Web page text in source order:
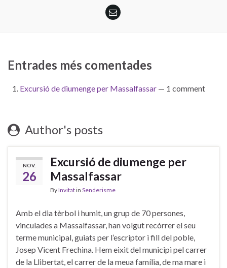
Entrades més comentades
Excursió de diumenge per Massalfassar — 1 comment
Author's posts
NOV.
26
Excursió de diumenge per
Massalfassar
ByInvitatin Senderisme
Amb el dia tèrbol i humit, un grup de 70 persones,
vinculades a Massalfassar, han volgut recórrer el seu
terme municipal, guiats per l’escriptor i fill del poble,
Josep Vicent Frechina. Hem eixit del municipi pel carrer
de la Llibertat, el carrer de la meua família, de ma mare i